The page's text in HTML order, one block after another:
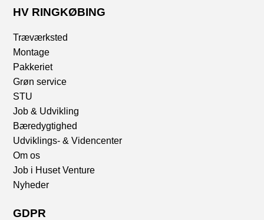
HV RINGKØBING
Træværksted
Montage
Pakkeriet
Grøn service
STU
Job & Udvikling
Bæredygtighed
Udviklings- & Videncenter
Om os
Job i Huset Venture
Nyheder
GDPR